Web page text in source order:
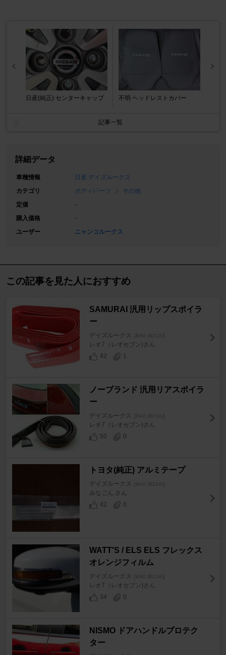
日産(純正) センターキャップ 不明 ヘッドレストカバー
記事一覧
詳細データ
車種情報
日産 デイズルークス
カテゴリ
ボディパーツ
その他
定価
-
購入価格
-
ユーザー
ニャンコルークス
この記事を見た人におすすめ
SAMURAI 汎用リップスポイラ
ー
デイズルークス [BA0 (B21A)]
レオ7（レオセブン)さん
42
1
ノーブランド 汎用リアスポイラ
ー
デイズルークス [BA0 (B21A)]
レオ7（レオセブン)さん
50
0
トヨタ(純正) アルミテープ
デイズルークス [BA0 (B21A)]
みなごん.さん
42
0
WATT'S / ELS ELS フレックス
オレンジフィルム
デイズルークス [BA0 (B21A)]
レオ7（レオセブン)さん
34
0
NISMO ドアハンドルプロテク
ター